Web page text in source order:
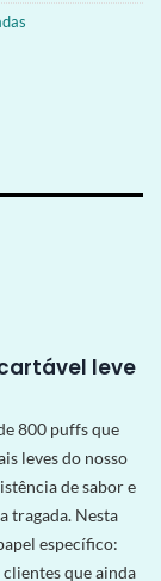
leve
800 puffs que
leves do nosso
de sabor e
tragada. Nesta
específico:
que ainda